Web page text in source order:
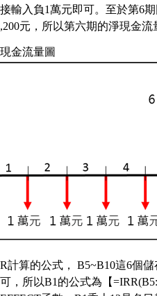
輸入負1萬元即可。至於第6
元，所以第六期的淨現金流
金流量圖
計算的公式， B5~B10這6個
，所以B1的公式為【